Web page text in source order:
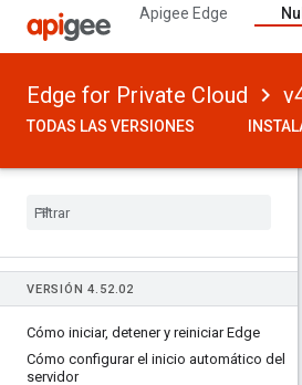
Apigee Edge
Edge for Private Cloud
TODAS LAS VERSIONES
VERSIÓN 4. 52.02
Cómo iniciar, detener y reiniciar Edge
Cómo configurar el inicio automático del
servidor